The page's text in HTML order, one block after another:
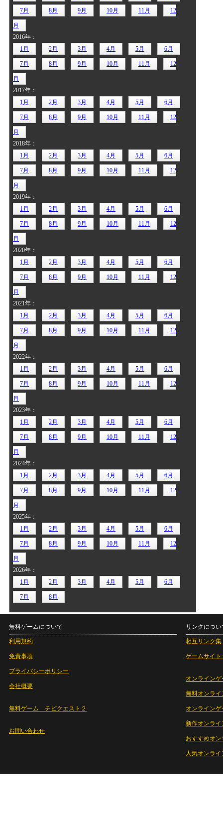
7月 8月 9月 10月 11月 12
月
2016年：
1月
2月 3月 4月 5月 6月
7月 8月 9月 10月 11月 12
月
2017年：
1月
2月 3月 4月 5月 6月
7月 8月 9月 10月 11月 12
月
2018年：
1月
2月 3月 4月 5月 6月
7月 8月 9月 10月 11月 12
月
2019年：
1月
2月 3月 4月 5月 6月
7月 8月 9月 10月 11月 12
月
2020年：
1月
2月 3月 4月 5月 6月
7月 8月 9月 10月 11月 12
月
2021年：
1月
2月 3月 4月 5月 6月
7月 8月 9月 10月 11月 12
月
2022年：
1月
2月 3月 4月 5月 6月
7月 8月 9月 10月 11月 12
月
2023年：
1月
2月 3月 4月 5月 6月
7月 8月 9月 10月 11月 12
月
2024年：
1月
2月 3月 4月 5月 6月
7月 8月 9月 10月 11月 12
月
2025年：
1月
2月 3月 4月 5月 6月
7月 8月 9月 10月 11月 12
月
2026年：
1月
2月 3月 4月 5月 6月
7月 8月
無料ゲームについて
利用規約
免責事項
プライバシーポリシー
会社概要
無料ゲーム チビクエスト２
お問い合わせ
リンクについ
相互リンク集
ゲームサイト
オンラインゲ
無料オンライ
オンライン
新作オンライ
おすすめオ
人気オンラ